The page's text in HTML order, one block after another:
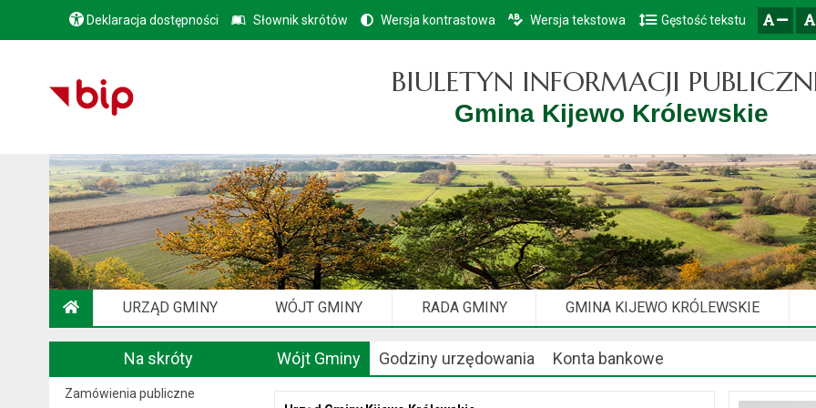
Przejdź do głównego menu
Przejdź do treści
Przejdź do mapy serwisu
Deklaracja dostępności Słownik skrótów Wersja kontrastowa Wersja tekstowa Gęstość tekstu
BIULETYN INFORMACJI
Gmina Kijewo Królewskie
URZĄD GMINY WÓJT GMINY RADA GMINY GMINA KIJEWO KRÓLEWSKIE
Na skróty
Zamówienia publiczne
Wójt Gminy Godziny urzędowania Konta bankowe